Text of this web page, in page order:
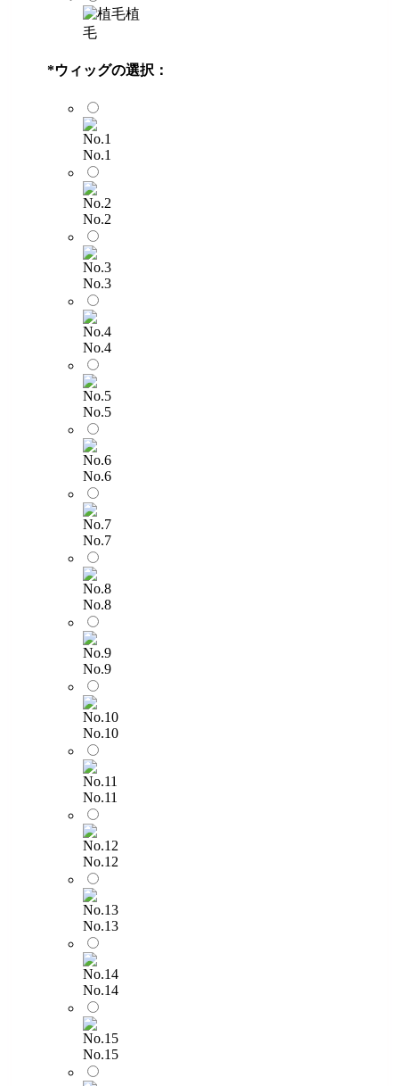
植
毛
*ウィッグの選択：
No.1
No.2
No.3
No.4
No.5
No.6
No.7
No.8
No.9
No.10
No.11
No.12
No.13
No.14
No.15